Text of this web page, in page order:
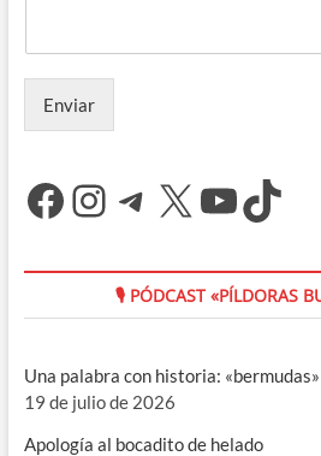
Enviar
Facebook
Instagram
Telegram
X
🎙 PÓDCAST «PÍLDORAS
Una palabra con historia: «bermudas»
19 de julio de 2026
Apología al bocadito de helado